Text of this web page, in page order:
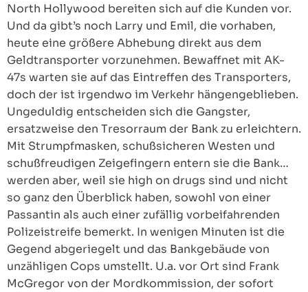
North Hollywood bereiten sich auf die Kunden vor.
Und da gibt’s noch Larry und Emil, die vorhaben,
heute eine größere Abhebung direkt aus dem
Geldtransporter vorzunehmen. Bewaffnet mit AK-
47s warten sie auf das Eintreffen des Transporters,
doch der ist irgendwo im Verkehr hängengeblieben.
Ungeduldig entscheiden sich die Gangster,
ersatzweise den Tresorraum der Bank zu erleichtern.
Mit Strumpfmasken, schußsicheren Westen und
schußfreudigen Zeigefingern entern sie die Bank…
werden aber, weil sie high on drugs sind und nicht
so ganz den Überblick haben, sowohl von einer
Passantin als auch einer zufällig vorbeifahrenden
Polizeistreife bemerkt. In wenigen Minuten ist die
Gegend abgeriegelt und das Bankgebäude von
unzähligen Cops umstellt. U.a. vor Ort sind Frank
McGregor von der Mordkommission, der sofort